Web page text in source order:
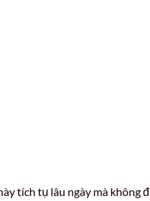
tích tụ lâu ngày mà không